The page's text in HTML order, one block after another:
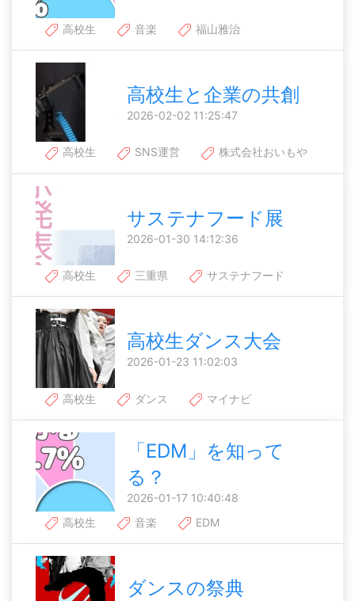
高校生 音楽 福山雅治
高校生と企業の共創
2026-02-02 11:25:47
高校生 SNS運営 株式会社おいもや
サステナフード展
2026-01-30 14:12:36
高校生 三重県 サステナフード
高校生ダンス大会
2026-01-23 11:02:03
高校生 ダンス マイナビ
「EDM」を知って
る？
2026-01-17 10:40:48
高校生
音楽 EDM
ダンスの祭典